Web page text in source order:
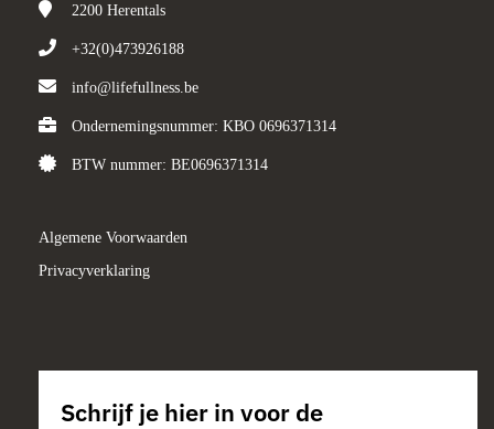
2200 Herentals
+32(0)473926188
info@lifefullness.be
Ondernemingsnummer: KBO 0696371314
BTW nummer: BE0696371314
Algemene Voorwaarden
Privacyverklaring
Schrijf je hier in voor de